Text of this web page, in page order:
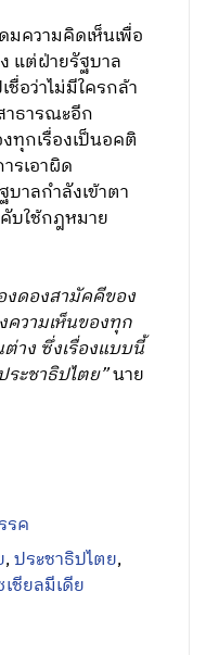
ความคิดเห็นเพื่อ
แต่ฝ่ายรัฐบาล
อว่าไม่มีใครกล้า
าธารณะอีก
ทุกเรื่องเป็นอคติ
รเอาผิด
าลกำลังเข้าตา
บใช้กฎหมาย
งดองสามัคคีของ
วามเห็นของทุก
าง ซึ่งเรื่องแบบนี้
ระชาธิปไตย”นาย
รค
,ประชาธิปไตย,
เชียลมีเดีย